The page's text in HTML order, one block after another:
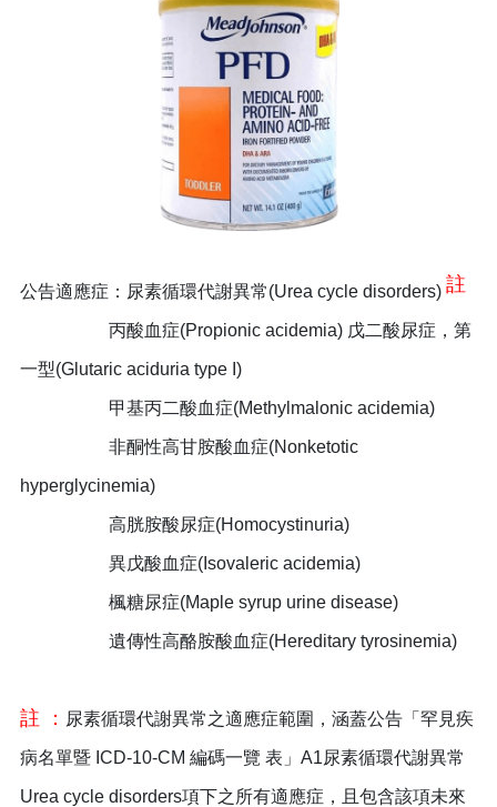
公告適應症：尿素循環代謝異常(Urea cycle disorders) 註
丙酸血症(Propionic acidemia) 戊二酸尿症，第
一型(Glutaric aciduria type I)
甲基丙二酸血症(Methylmalonic acidemia)
非酮性高甘胺酸血症(Nonketotic
hyperglycinemia)
高胱胺酸尿症(Homocystinuria)
異戊酸血症(Isovaleric acidemia)
楓糖尿症(Maple syrup urine disease)
遺傳性高酪胺酸血症(Hereditary tyrosinemia)
註 ： 尿素循環代謝異常之適應症範圍，涵蓋公告「罕見疾
病名單暨 ICD-10-CM 編碼一覽 表」A1尿素循環代謝異常
Urea cycle disorders項下之所有適應症，且包含該項未來